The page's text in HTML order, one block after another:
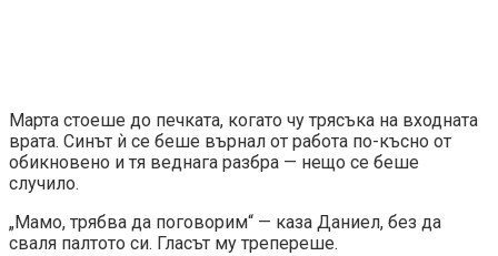
Марта стоеше до печката, когато чу трясъка на входната
врата. Синът ѝ се беше върнал от работа по-късно от
обикновено и тя веднага разбра — нещо се беше
случило.
„Мамо, трябва да поговорим“ — каза Даниел, без да
сваля палтото си. Гласът му трепереше.